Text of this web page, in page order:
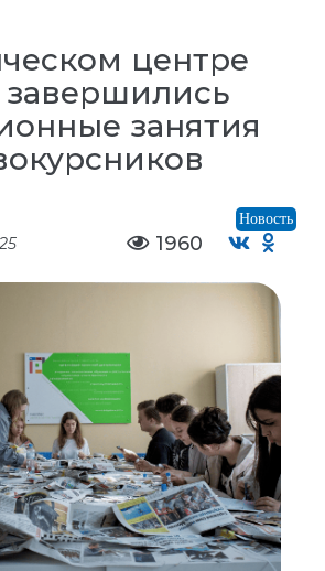
центре
завершились
занятия
Новость
1960